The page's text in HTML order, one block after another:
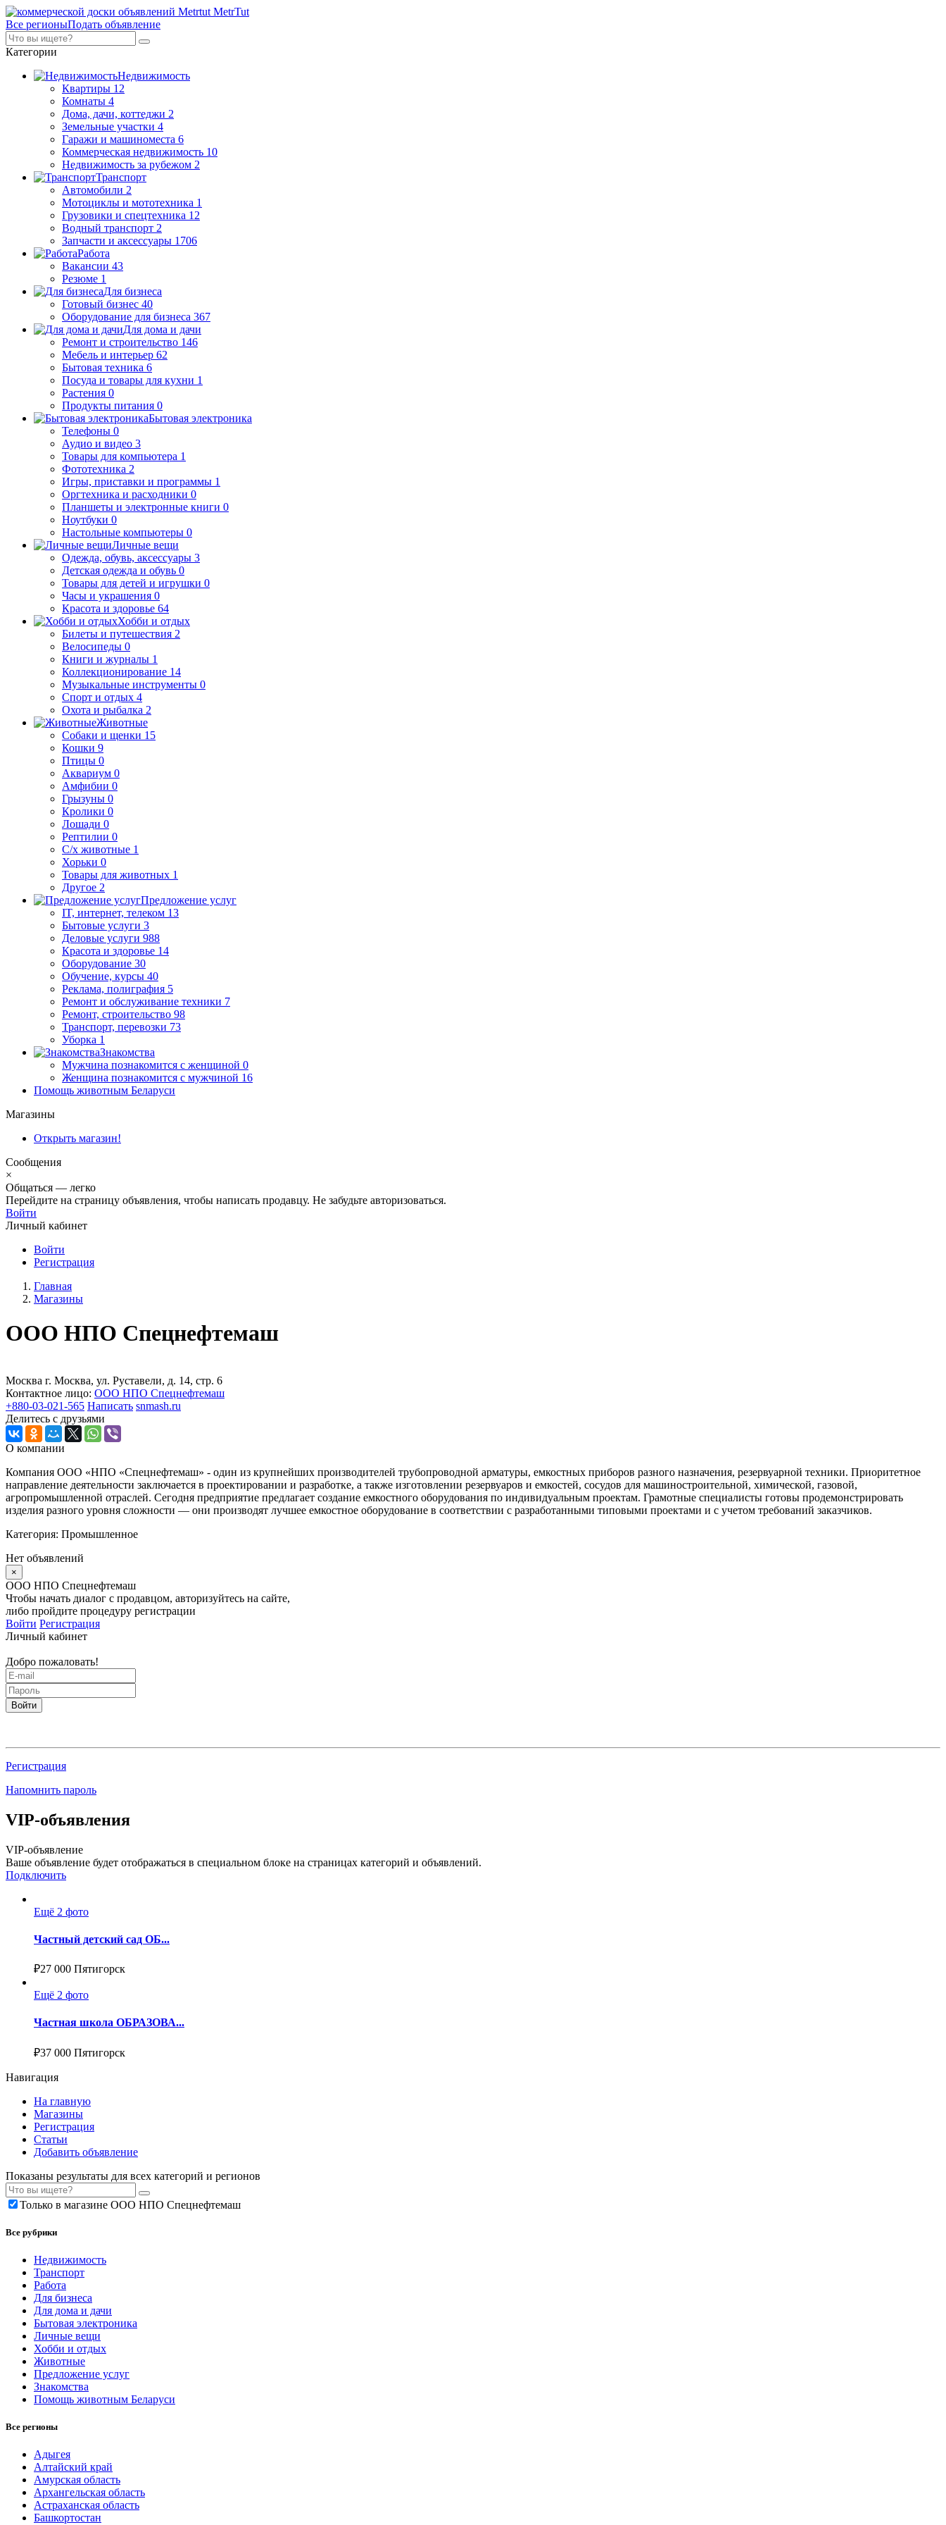
MetrTut
Все регионыПодать объявление
Категории
Недвижимость
Квартиры 12
Комнаты 4
Дома, дачи, коттеджи 2
Земельные участки 4
Гаражи и машиноместа 6
Коммерческая недвижимость 10
Недвижимость за рубежом 2
Транспорт
Автомобили 2
Мотоциклы и мототехника 1
Грузовики и спецтехника 12
Водный транспорт 2
Запчасти и аксессуары 1706
Работа
Вакансии 43
Резюме 1
Для бизнеса
Готовый бизнес 40
Оборудование для бизнеса 367
Для дома и дачи
Ремонт и строительство 146
Мебель и интерьер 62
Бытовая техника 6
Посуда и товары для кухни 1
Растения 0
Продукты питания 0
Бытовая электроника
Телефоны 0
Аудио и видео 3
Товары для компьютера 1
Фототехника 2
Игры, приставки и программы 1
Оргтехника и расходники 0
Планшеты и электронные книги 0
Ноутбуки 0
Настольные компьютеры 0
Личные вещи
Одежда, обувь, аксессуары 3
Детская одежда и обувь 0
Товары для детей и игрушки 0
Часы и украшения 0
Красота и здоровье 64
Хобби и отдых
Билеты и путешествия 2
Велосипеды 0
Книги и журналы 1
Коллекционирование 14
Музыкальные инструменты 0
Спорт и отдых 4
Охота и рыбалка 2
Животные
Собаки и щенки 15
Кошки 9
Птицы 0
Аквариум 0
Амфибии 0
Грызуны 0
Кролики 0
Лошади 0
Рептилии 0
С/х животные 1
Хорьки 0
Товары для животных 1
Другое 2
Предложение услуг
IT, интернет, телеком 13
Бытовые услуги 3
Деловые услуги 988
Красота и здоровье 14
Оборудование 30
Обучение, курсы 40
Реклама, полиграфия 5
Ремонт и обслуживание техники 7
Ремонт, строительство 98
Транспорт, перевозки 73
Уборка 1
Знакомства
Мужчина познакомится с женщиной 0
Женщина познакомится с мужчиной 16
Помощь животным Беларуси
Магазины
Открыть магазин!
Сообщения
×
Общаться — легко
Перейдите на страницу объявления, чтобы написать продавцу. Не забудьте авторизоваться.
Войти
Личный кабинет
Войти
Регистрация
Главная
Магазины
ООО НПО Спецнефтемаш
Москва г. Москва, ул. Руставели, д. 14, стр. 6
Контактное лицо: ООО НПО Спецнефтемаш
+880-03-021-565 Написать snmash.ru
Делитесь с друзьями
О компании
Компания ООО «НПО «Спецнефтемаш» - один из крупнейших производителей трубопроводной арматуры, емкостных приборов разного назначения, резервуарной техники. Приоритетное
направление деятельности заключается в проектировании и разработке, а также изготовлении резервуаров и емкостей, сосудов для машиностроительной, химической, газовой,
агропромышленной отраслей. Сегодня предприятие предлагает создание емкостного оборудования по индивидуальным проектам. Грамотные специалисты готовы продемонстрировать
изделия разного уровня сложности — они производят лучшее емкостное оборудование в соответствии с разработанными типовыми проектами и с учетом требований заказчиков.
Категория: Промышленное
Нет объявлений
×
ООО НПО Спецнефтемаш
Чтобы начать диалог с продавцом, авторизуйтесь на сайте,
либо пройдите процедуру регистрации
Войти Регистрация
Личный кабинет
Добро пожаловать!
Войти
Регистрация
Напомнить пароль
VIP-объявления
VIP-объявление
Ваше объявление будет отображаться в специальном блоке на страницах категорий и объявлений.
Подключить
Ещё 2 фото
Частный детский сад ОБ...
₽27 000 Пятигорск
Ещё 2 фото
Частная школа ОБРАЗОВА...
₽37 000 Пятигорск
Навигация
На главную
Магазины
Регистрация
Статьи
Добавить объявление
Показаны результаты для всех категорий и регионов
Только в магазине ООО НПО Спецнефтемаш
Все рубрики
Недвижимость
Транспорт
Работа
Для бизнеса
Для дома и дачи
Бытовая электроника
Личные вещи
Хобби и отдых
Животные
Предложение услуг
Знакомства
Помощь животным Беларуси
Все регионы
Адыгея
Алтайский край
Амурская область
Архангельская область
Астраханская область
Башкортостан